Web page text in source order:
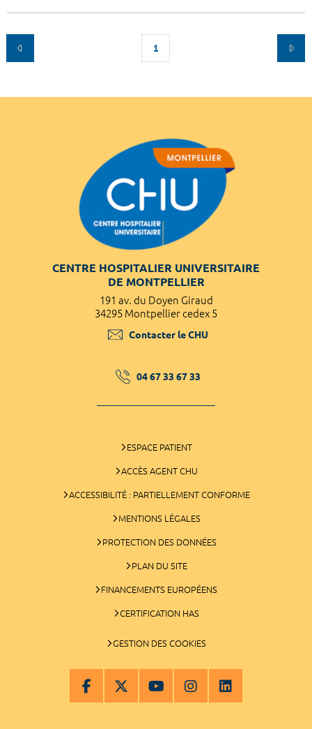
1
CENTRE HOSPITALIER UNIVERSITAIRE
DE MONTPELLIER
191 av. du Doyen Giraud
34295 Montpellier cedex 5
Contacter le CHU
04 67 33 67 33
ESPACE PATIENT
ACCÈS AGENT CHU
ACCESSIBILITÉ : PARTIELLEMENT CONFORME
MENTIONS LÉGALES
PROTECTION DES DONNÉES
PLAN DU SITE
FINANCEMENTS EUROPÉENS
CERTIFICATION HAS
GESTION DES COOKIES